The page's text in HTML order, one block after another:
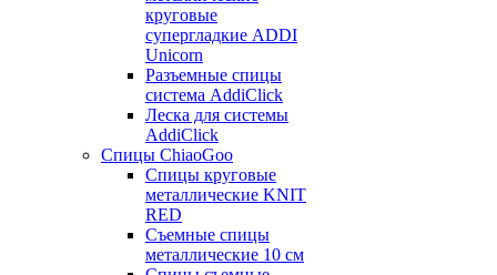
круговые
супергладкие ADDI
Unicorn
Разъемные спицы
система AddiClick
Леска для системы
AddiClick
Спицы ChiaoGoo
Спицы круговые
металлические KNIT
RED
Съемные спицы
металлические 10 см